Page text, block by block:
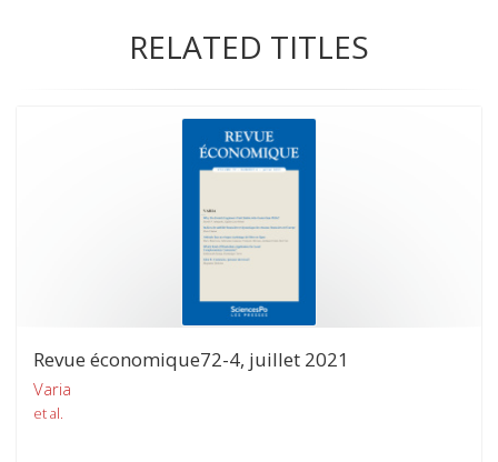
RELATED TITLES
Revue économique72-4, juillet 2021
Varia
et al.